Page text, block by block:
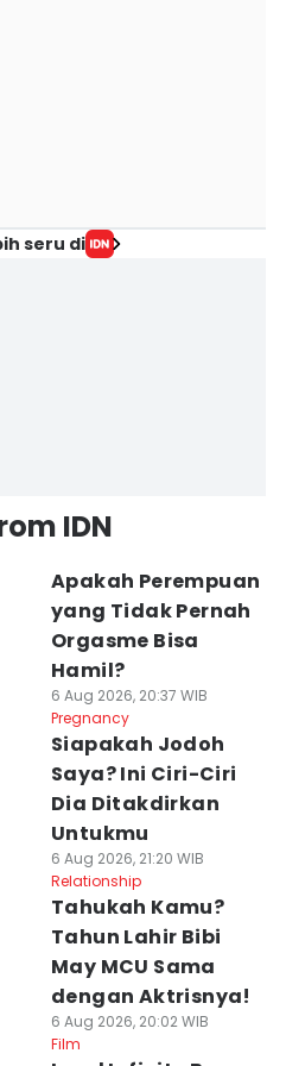
seru di
IDN
Apakah Perempuan
yang Tidak Pernah
Orgasme Bisa
Hamil?
6 Aug 2026, 20:37 WIB
Pregnancy
Siapakah Jodoh
Saya? Ini Ciri-Ciri
Dia Ditakdirkan
Untukmu
6 Aug 2026, 21:20 WIB
Relationship
Tahukah Kamu?
Tahun Lahir Bibi
May MCU Sama
dengan Aktrisnya!
6 Aug 2026, 20:02 WIB
Film